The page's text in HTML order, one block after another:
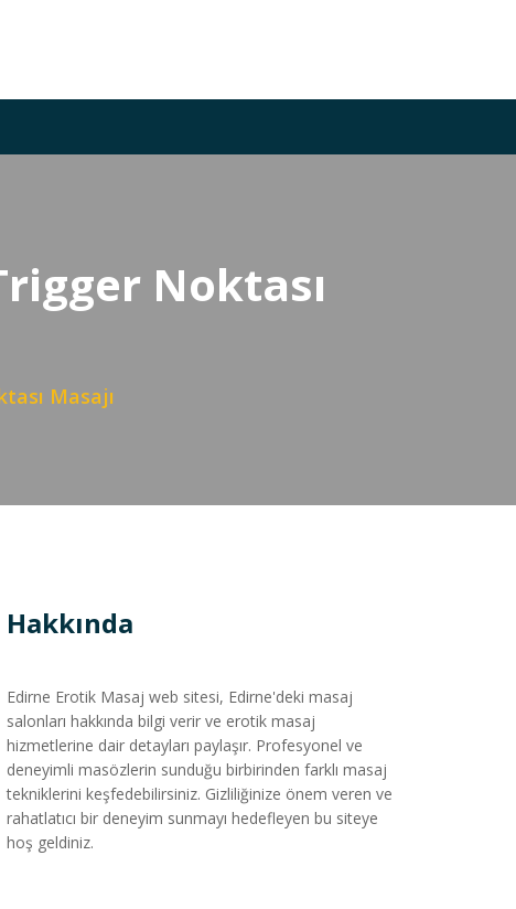
Noktası
Masajı
Hakkında
Edirne Erotik Masaj web sitesi, Edirne'deki masaj
salonları hakkında bilgi verir ve erotik masaj
hizmetlerine dair detayları paylaşır. Profesyonel ve
deneyimli masözlerin sunduğu birbirinden farklı masaj
tekniklerini keşfedebilirsiniz. Gizliliğinize önem veren ve
rahatlatıcı bir deneyim sunmayı hedefleyen bu siteye
hoş geldiniz.